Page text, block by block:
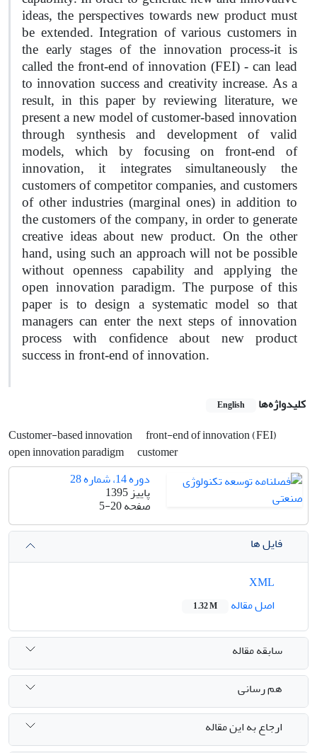
ideas, the perspectives towards new product must
be extended. Integration of various customers in
the early stages of the innovation process-it is
called the front-end of innovation (FEI) - can lead
to innovation success and creativity increase. As a
result, in this paper by reviewing literature, we
present a new model of customer-based innovation
through synthesis and development of valid
models, which by focusing on front-end of
innovation, it integrates simultaneously the
customers of competitor companies, and customers
of other industries (marginal ones) in addition to
the customers of the company, in order to generate
creative ideas about new product. On the other
hand, using such an approach will not be possible
without openness capability and applying the
open innovation paradigm. The purpose of this
paper is to design a systematic model so that
managers can enter the next steps of innovation
process with confidence about new product
success in front-end of innovation.
کلیدواژه‌ها English
Customer-based innovation
front-end of innovation (FEI)
open innovation paradigm
customer
دوره 14، شماره 28
پاییز 1395
صفحه5-20
فایل ها
اصل مقاله
1.32 M
سابقه مقاله
هم رسانی
ارجاع به این مقاله